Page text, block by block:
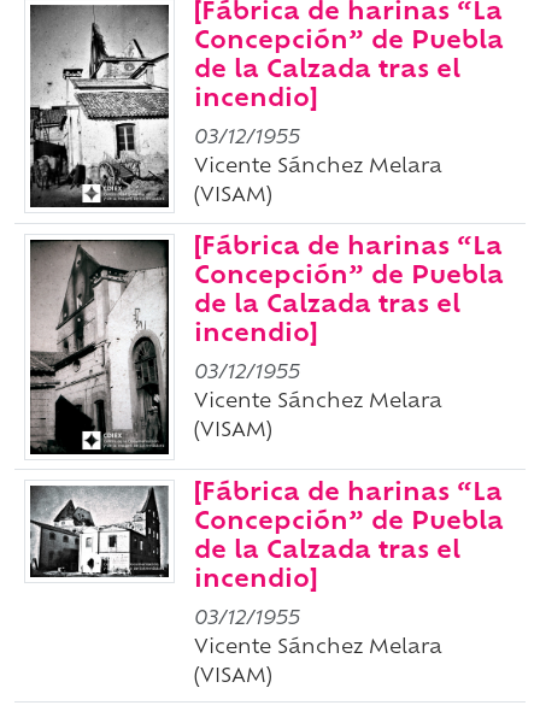
[Fábrica de harinas “La
Concepción” de Puebla
de la Calzada tras el
incendio]
03/12/1955
Vicente Sánchez Melara
(VISAM)
[Fábrica de harinas “La
Concepción” de Puebla
de la Calzada tras el
incendio]
03/12/1955
Vicente Sánchez Melara
(VISAM)
[Fábrica de harinas “La
Concepción” de Puebla
de la Calzada tras el
incendio]
03/12/1955
Vicente Sánchez Melara
(VISAM)